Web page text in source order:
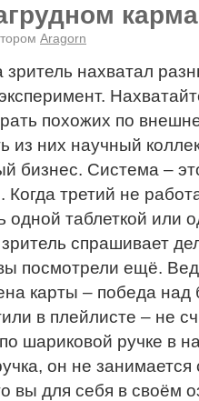
Aragorn
зритель нахватал
похожих по
из них научный
бизнес. Система –
Когда третий не
одной таблеткой или
спрашивает
посмотрели ещё.
карты – победа
в плейлисте – не
шариковой ручке в
он не
вы для себя в своём